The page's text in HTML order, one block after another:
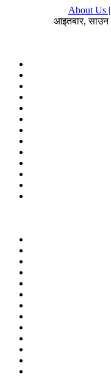
About Us |
आइतबार,साउन